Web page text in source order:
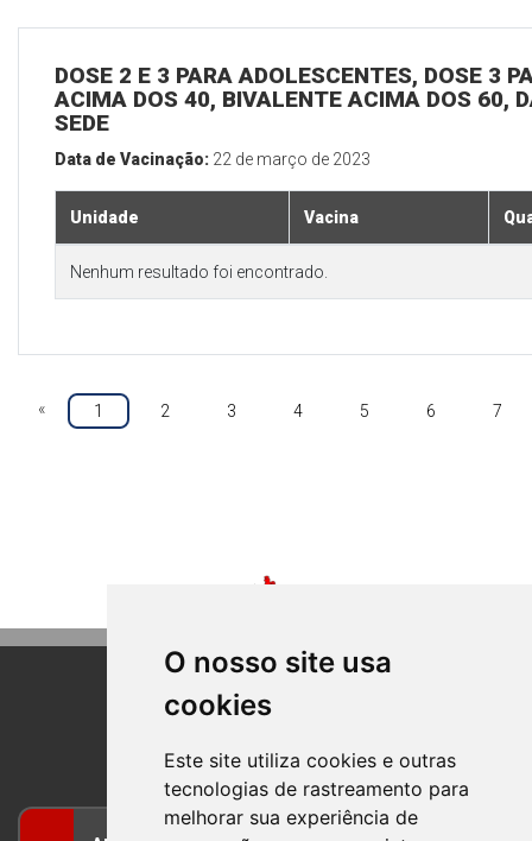
O nosso site usa
cookies
Este site utiliza cookies e outras
tecnologias de rastreamento para
melhorar sua experiência de
DOSE 2 E 3 PARA ADOLESCENTES, DOSE 3
ACIMA DOS 40, BIVALENTE ACIMA DOS 60,
SEDE
Data de Vacinação: 22 de março de 2023
Unidade Vacina
Nenhum resultado foi encontrado.
« 1 2 3 4 5 6 7
BOM PRINCIPIO
RIO GRANDE DO SUL